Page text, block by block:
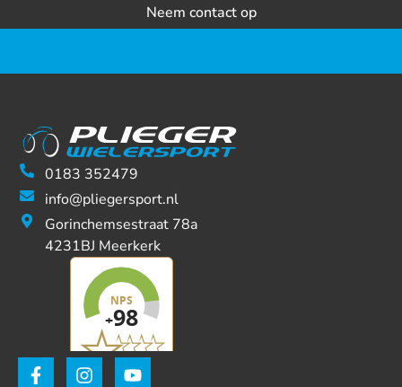
Neem contact op
0183 352479
info@pliegersport.nl
Gorinchemsestraat 78a
4231BJ Meerkerk